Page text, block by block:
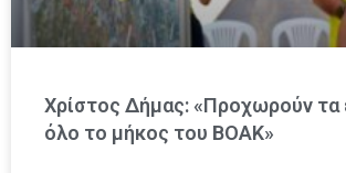
Χρίστος Δήμας: «Προχωρούν τα
όλο το μήκος του ΒΟΑΚ»